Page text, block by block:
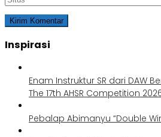
Inspirasi
Enam Instruktur SR dari DAW
The 17th AHSR Competition
Pebalap Abimanyu “Double